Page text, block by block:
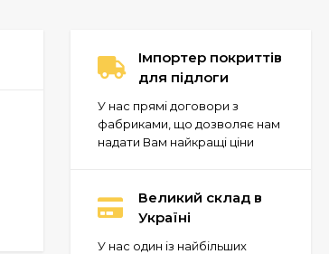
Імпортер покриттів
для підлоги
У нас прямі договори з
фабриками, що дозволяє нам
надати Вам найкращі ціни
Великий склад в
Україні
У нас один із найбільших